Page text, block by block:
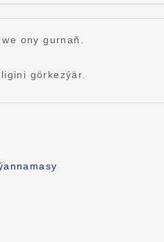
ony gurnaň.
görkezýär.